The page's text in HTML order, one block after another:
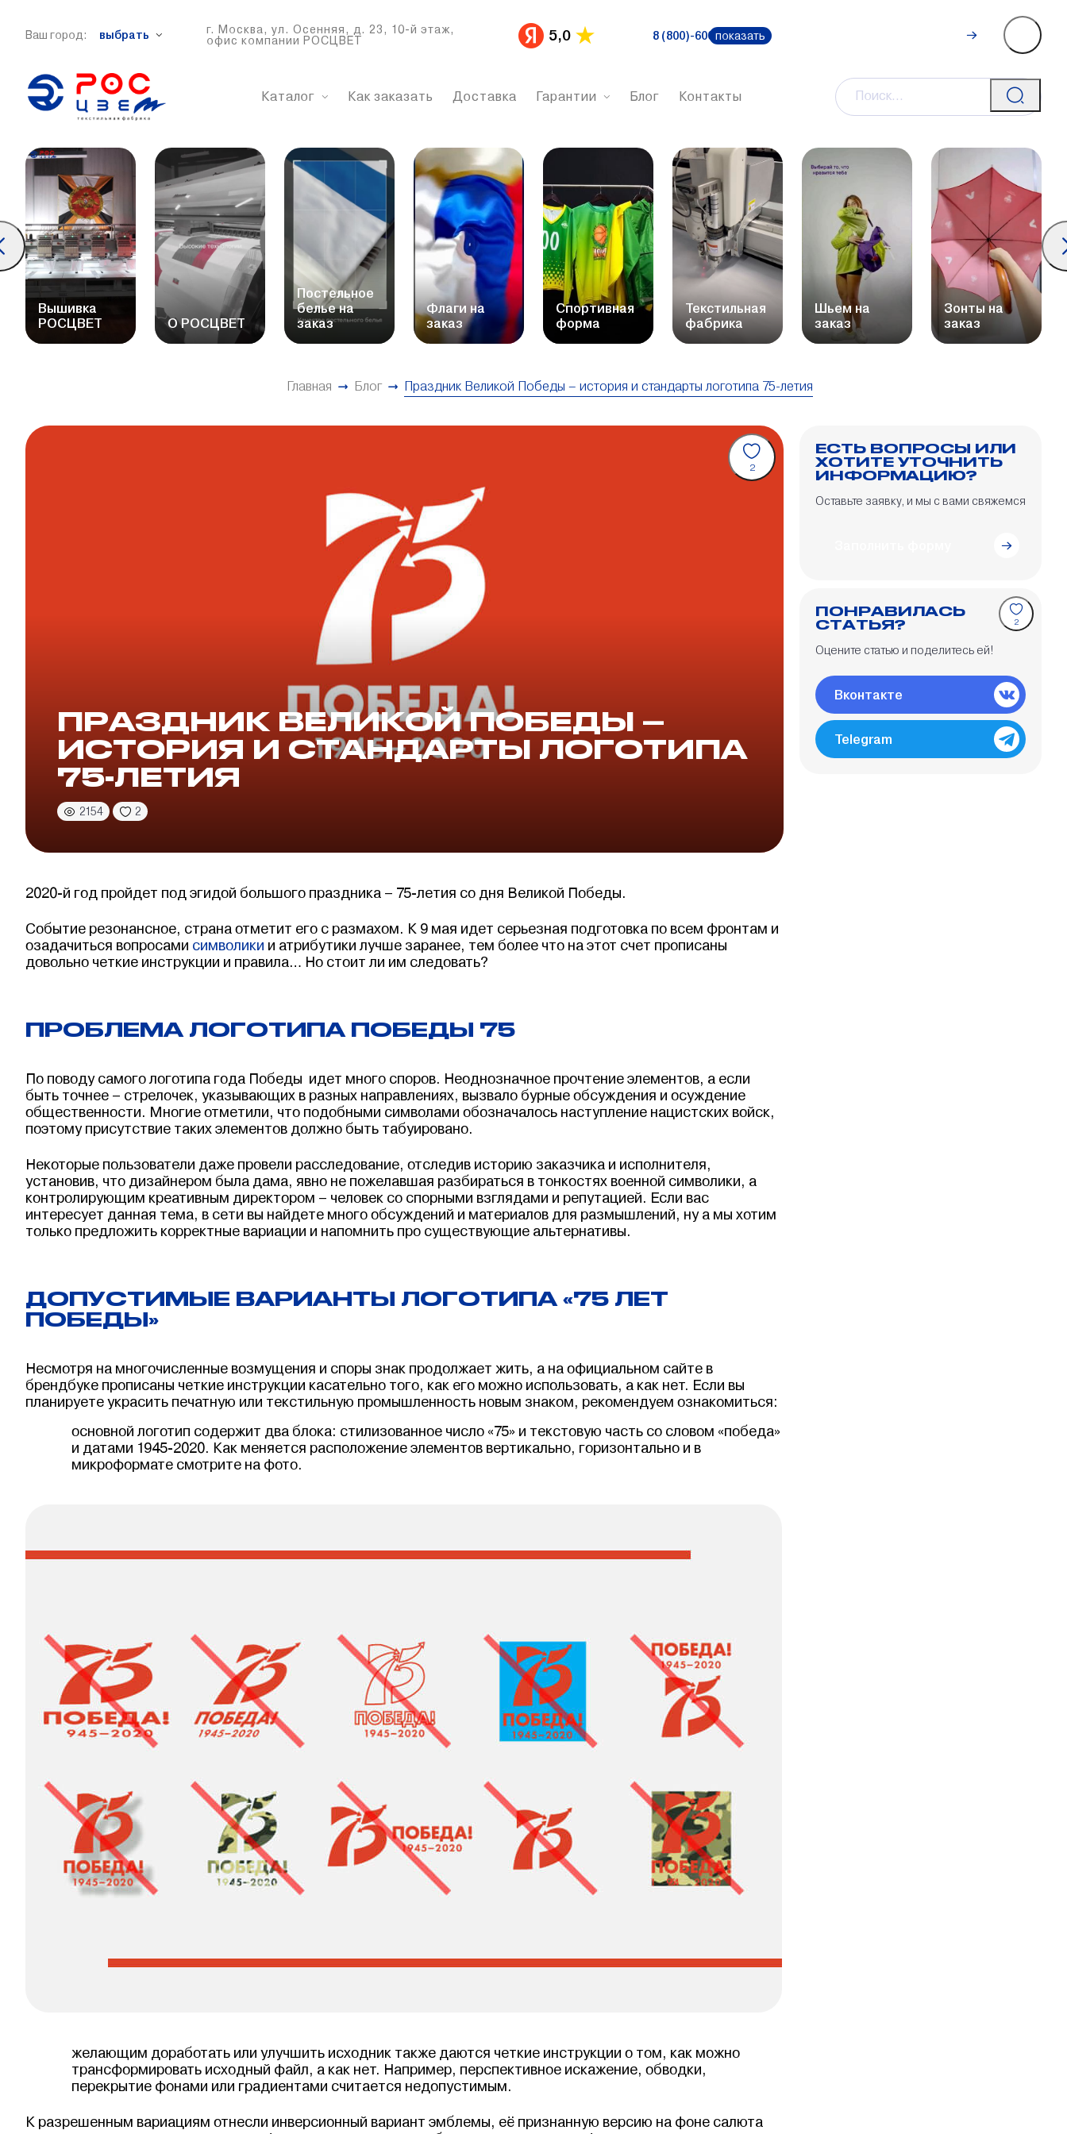
Ваш город: выбрать
г. Москва, ул. Осенняя, д. 23, 10-й этаж,
офис компании РОСЦВЕТ
5,0 8 (800)-600-111-0
показать
Каталог Как заказать Доставка Гарантии Блог Контакты
Вышивка
РОСЦВЕТ
О РОСЦВЕТ
Постельное
белье на
заказ
Флаги на
заказ
Спортивная
форма
Текстильная
фабрика
Шьем на
заказ
Зонты на
заказ
Главная Блог Праздник Великой Победы – история и стандарты логотипа 75-летия
2
ПРАЗДНИК ВЕЛИКОЙ ПОБЕДЫ –
ИСТОРИЯ И СТАНДАРТЫ ЛОГОТИПА
75-ЛЕТИЯ
2154 2
2020-й год пройдет под эгидой большого праздника – 75-летия со дня Великой Победы.
Событие резонансное, страна отметит его с размахом. К 9 мая идет серьезная подготовка по всем фронтам и
озадачиться вопросами символики и атрибутики лучше заранее, тем более что на этот счет прописаны
довольно четкие инструкции и правила… Но стоит ли им следовать?
ПРОБЛЕМА ЛОГОТИПА ПОБЕДЫ 75
По поводу самого логотипа года Победы идет много споров. Неоднозначное прочтение элементов, а если
быть точнее – стрелочек, указывающих в разных направлениях, вызвало бурные обсуждения и осуждение
общественности. Многие отметили, что подобными символами обозначалось наступление нацистских войск,
поэтому присутствие таких элементов должно быть табуировано.
Некоторые пользователи даже провели расследование, отследив историю заказчика и исполнителя,
установив, что дизайнером была дама, явно не пожелавшая разбираться в тонкостях военной символики, а
контролирующим креативным директором – человек со спорными взглядами и репутацией. Если вас
интересует данная тема, в сети вы найдете много обсуждений и материалов для размышлений, ну а мы хотим
только предложить корректные вариации и напомнить про существующие альтернативы.
ДОПУСТИМЫЕ ВАРИАНТЫ ЛОГОТИПА «75 ЛЕТ
ПОБЕДЫ»
Несмотря на многочисленные возмущения и споры знак продолжает жить, а на официальном сайте в
брендбуке прописаны четкие инструкции касательно того, как его можно использовать, а как нет. Если вы
планируете украсить печатную или текстильную промышленность новым знаком, рекомендуем ознакомиться:
основной логотип содержит два блока: стилизованное число «75» и текстовую часть со словом «победа»
и датами 1945-2020. Как меняется расположение элементов вертикально, горизонтально и в
микроформате смотрите на фото.
желающим доработать или улучшить исходник также даются четкие инструкции о том, как можно
трансформировать исходный файл, а как нет. Например, перспективное искажение, обводки,
перекрытие фонами или градиентами считается недопустимым.
К разрешенным вариациям отнесли инверсионный вариант эмблемы, её признанную версию на фоне салюта
ЕСТЬ ВОПРОСЫ ИЛИ
ХОТИТЕ УТОЧНИТЬ
ИНФОРМАЦИЮ?
Оставьте заявку, и мы с вами свяжемся
ПОНРАВИЛАСЬ
СТАТЬЯ? 2
Оцените статью и поделитесь ей!
Вконтакте
Telegram